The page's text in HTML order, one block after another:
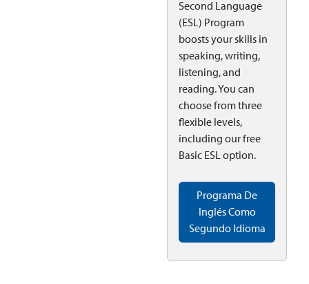
Second Language
(ESL) Program
boosts your skills in
speaking, writing,
listening, and
reading. You can
choose from three
flexible levels,
including our free
Basic ESL option.
Programa De
Inglés Como
Segundo Idioma